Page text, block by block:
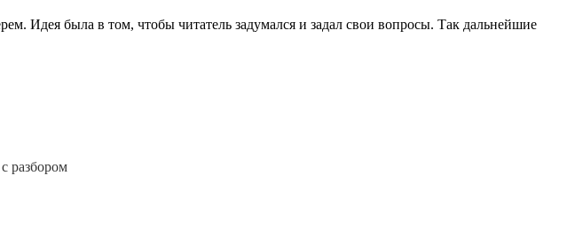
Идея была в том, чтобы читатель задумался и задал свои вопросы. Так дальнейшие
разбором